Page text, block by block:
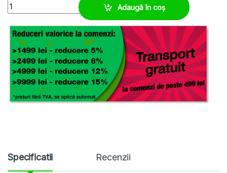
Protectie capat M12 pt tub copex flexibil quantity
Adaugă în coș
Specificatii Recenzii